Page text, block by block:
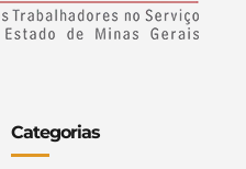
Categorias